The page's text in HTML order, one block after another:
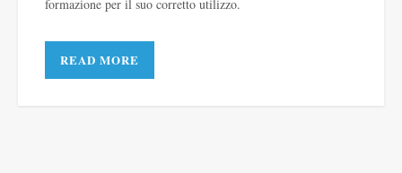
formazione per il suo corretto utilizzo.
READ MORE